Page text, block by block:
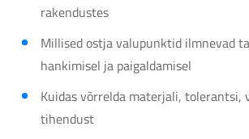
rakendustes
Millised ostja valupunktid ilmnevad
hankimisel ja paigaldamisel
Kuidas võrrelda materjali, tolerantsi,
tihendust